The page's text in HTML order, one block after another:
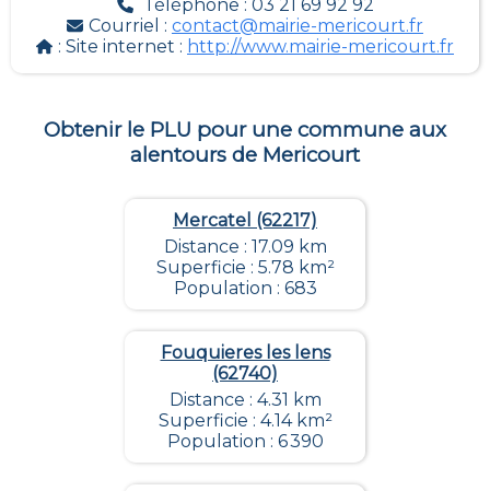
Téléphone : 03 21 69 92 92
Courriel : contact@mairie-mericourt.fr
: Site internet : http://www.mairie-mericourt.fr
Obtenir le PLU pour une commune aux
alentours de Mericourt
Mercatel (62217)
Distance : 17.09 km
Superficie : 5.78 km²
Population : 683
Fouquieres les lens
(62740)
Distance : 4.31 km
Superficie : 4.14 km²
Population : 6 390